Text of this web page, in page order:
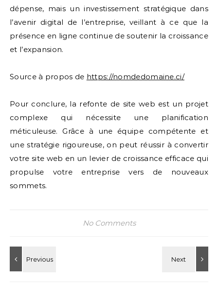
dépense, mais un investissement stratégique dans
l’avenir digital de l’entreprise, veillant à ce que la
présence en ligne continue de soutenir la croissance
et l’expansion.
Source à propos de https://nomdedomaine.ci/
Pour conclure, la refonte de site web est un projet
complexe qui nécessite une planification
méticuleuse. Grâce à une équipe compétente et
une stratégie rigoureuse, on peut réussir à convertir
votre site web en un levier de croissance efficace qui
propulse votre entreprise vers de nouveaux
sommets.
No Comments